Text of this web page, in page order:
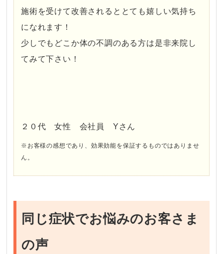
施術を受けて改善されるととても嬉しい気持ち
になれます！
少しでもどこか体の不調のある方は是非来院し
てみて下さい！
２０代 女性 会社員 Yさん
※お客様の感想であり、効果効能を保証するものではありませ
ん。
同じ症状でお悩みのお客さま
の声